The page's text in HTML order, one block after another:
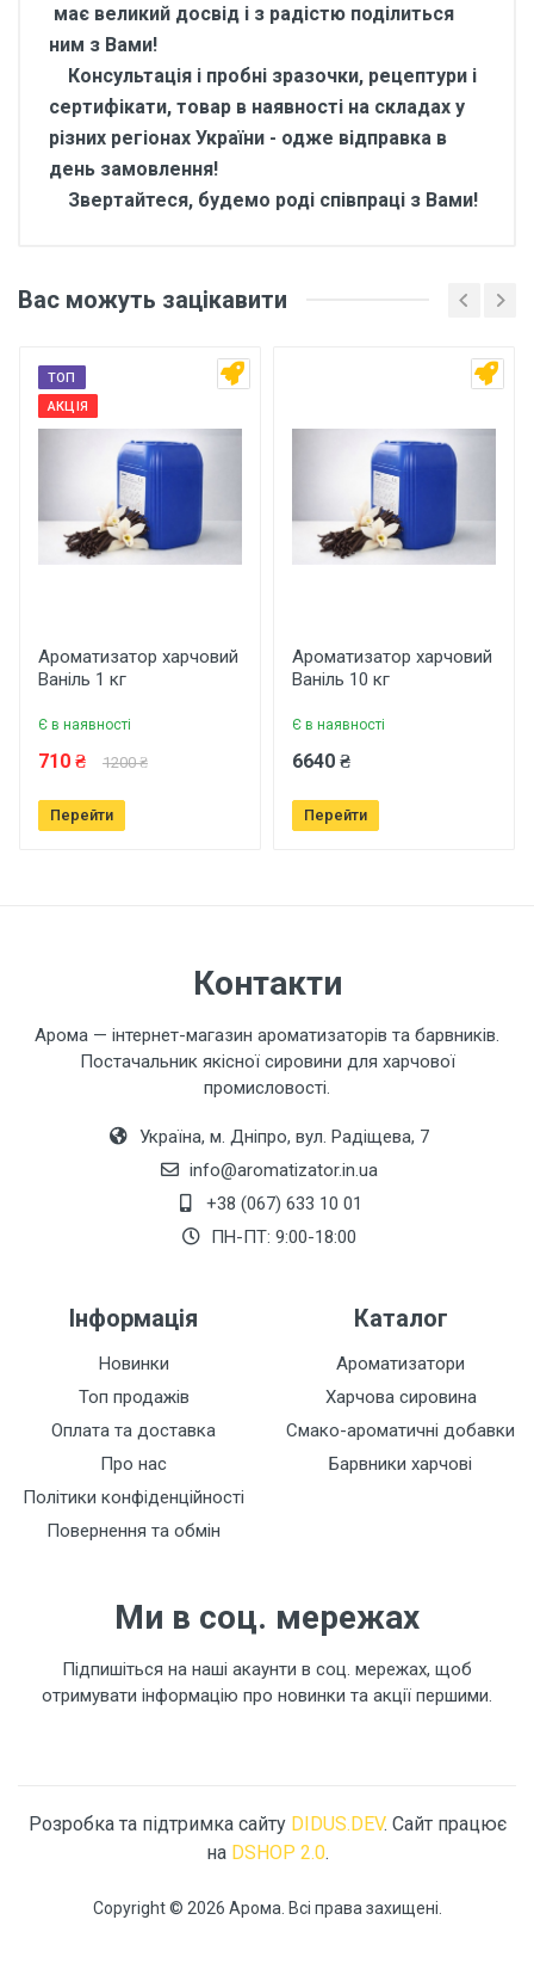
має великий досвід і з радістю поділиться
ним з Вами!
Консультація і пробні зразочки, рецептури і
сертифікати, товар в наявності на складах у
різних регіонах України - одже відправка в
день замовлення!
Звертайтеся, будемо роді співпраці з Вами!
Основні характеристики
Бренд
Країна виробник
Україна
Творог 1 кг
Відгуки про товар поки що відсутні.
Написати відгук
Рейтинг
Ваше ім'я
Залишити відгук
Вас можуть зацікавити
ТОП
АКЦІЯ
Ароматизатор харчовий
Ваніль 1 кг
Є в наявності
710 ₴ 1200 ₴
Перейти
Ароматизатор харчовий
Ваніль 10 кг
Є в наявності
6640 ₴
Перейти
Контакти
Арома — інтернет-магазин ароматизаторів та барвників.
Постачальник якісної сировини для харчової
промисловості.
Україна, м. Дніпро, вул. Радіщева, 7
info@aromatizator.in.ua
+38 (067) 633 10 01
ПН-ПТ: 9:00-18:00
Інформація
Новинки
Топ продажів
Оплата та доставка
Про нас
Політики конфіденційності
Повернення та обмін
Каталог
Ароматизатори
Харчова сировина
Смако-ароматичні добавки
Барвники харчові
Ми в соц. мережах
Підпишіться на наші акаунти в соц. мережах, щоб
отримувати інформацію про новинки та акції першими.
Copyright © 2026 Арома. Всі права захищені.
Розробка та підтримка сайту DIDUS.DEV. Сайт працює
на DSHOP 2.0.